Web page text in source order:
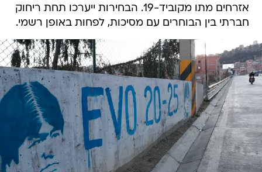
אזרחים מתו מקוביד-19. הבחירות ייערכו תחת ריחוק
חברתי בין הבוחרים עם מסיכות, לפחות באופן רשמי.